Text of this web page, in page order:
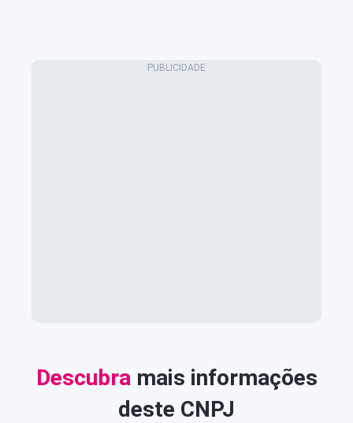
Descubra mais informações
deste CNPJ